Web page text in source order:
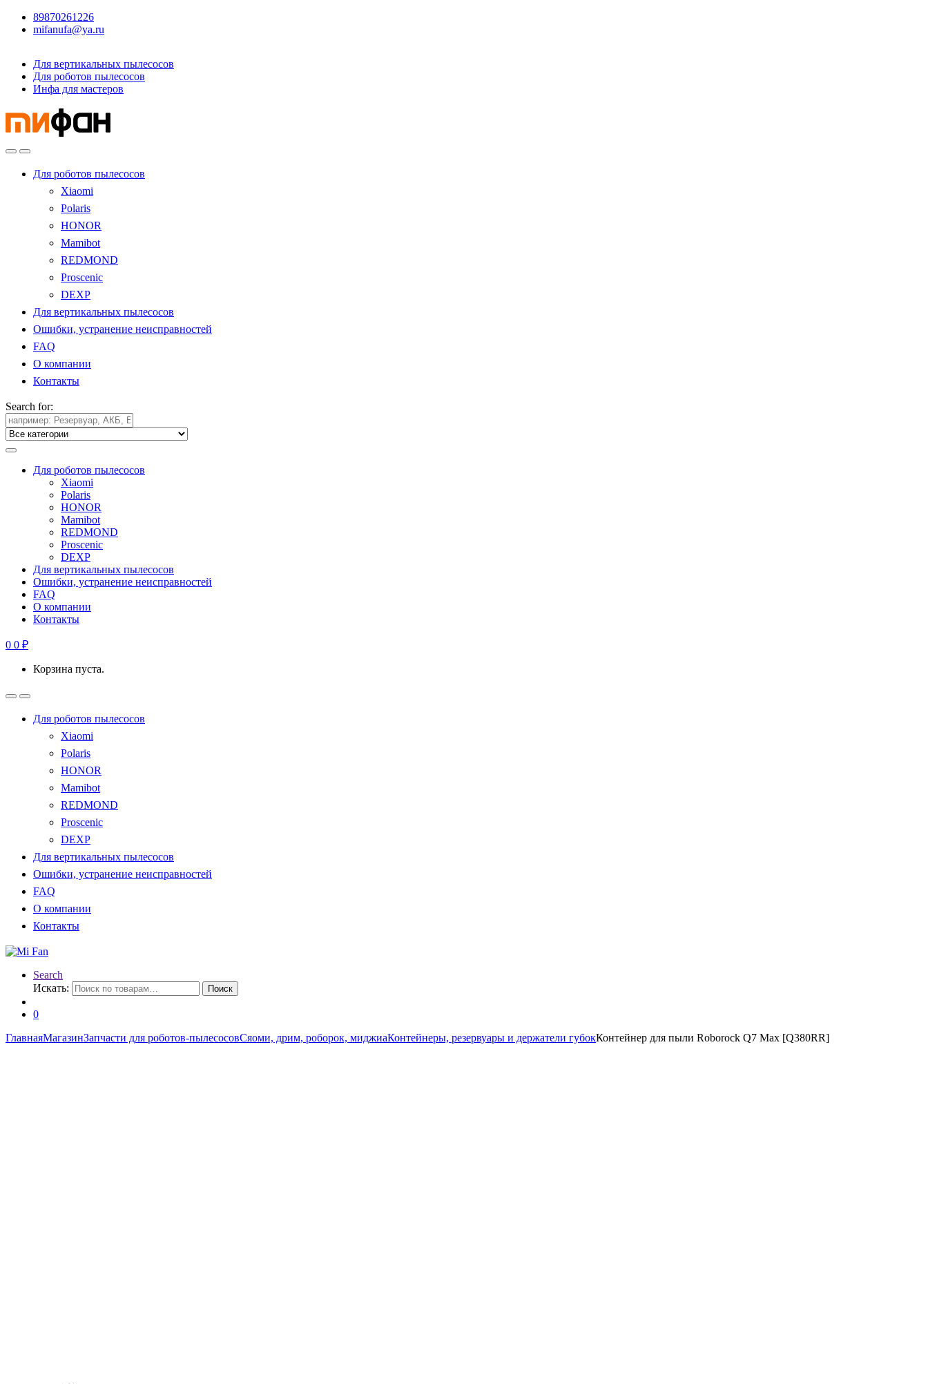
89870261226
mifanufa@ya.ru
Для вертикальных пылесосов
Для роботов пылесосов
Инфа для мастеров
Для роботов пылесосов
Xiaomi
Polaris
HONOR
Mamibot
REDMOND
Proscenic
DEXP
Для вертикальных пылесосов
Ошибки, устранение неисправностей
FAQ
О компании
Контакты
Search for:
Для роботов пылесосов
Xiaomi
Polaris
HONOR
Mamibot
REDMOND
Proscenic
DEXP
Для вертикальных пылесосов
Ошибки, устранение неисправностей
FAQ
О компании
Контакты
0 0 ₽
Корзина пуста.
Для роботов пылесосов
Xiaomi
Polaris
HONOR
Mamibot
REDMOND
Proscenic
DEXP
Для вертикальных пылесосов
Ошибки, устранение неисправностей
FAQ
О компании
Контакты
Search
Искать:
Поиск
0
ГлавнаяМагазинЗапчасти для роботов-пылесосовСяоми, дрим, роборок, миджиаКонтейнеры, резервуары и держатели губокКонтейнер для пыли Roborock Q7 Max [Q380RR]